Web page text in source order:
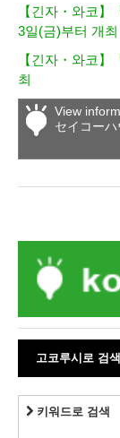
【긴자・와코
3일(금)부터 개최
【긴자・와코
최
View
セイコーハ
고코루시로 검색
키워드로 검색